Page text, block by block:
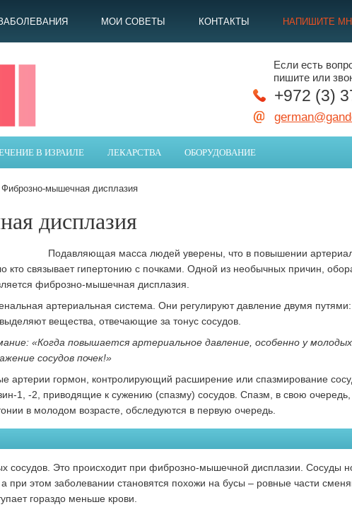
МОИ СОВЕТЫ КОНТАКТЫ НАПИШИТЕ
Если есть
пишите или
+972 (3)
В ИЗРАИЛЕ ЛЕКАРСТВА ОБОРУДОВАНИЕ
Фиброзно-мышечная дисплазия
дисплазия
Подавляющая масса людей уверены, что в повышении
кто связывает гипертонию с почками. Одной из необычных причин,
фиброзно-мышечная дисплазия.
артериальная система. Они регулируют давление двумя
вещества, отвечающие за тонус сосудов.
«Когда повышается артериальное давление, особенно у
сосудов почек!»
артерии гормон, контролирующий расширение или спазмирование
1, -2, приводящие к сужению (спазму) сосудов. Спазм, в свою
в молодом возрасте, обследуются в первую очередь.
сосудов. Это происходит при фиброзно-мышечной дисплазии. Сосуды
при этом заболевании становятся похожи на бусы – ровные части
гораздо меньше крови.